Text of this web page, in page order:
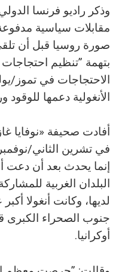
وذكر راديو فرنسا
مقابلات سياسية
صورة روسيا قبل أن
بتهمة ”تنظيم
الاحتجاجات في تموز/
الأنغولية دعمها
أفادت صحيفة «نوفايا
البلدان الغربية
لديها، وكانت أنغولا
جنوب الصحراء
أوكرانيا.